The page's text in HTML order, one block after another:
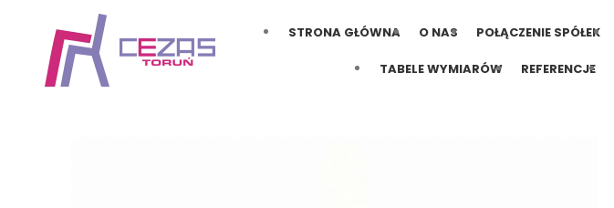
STRONA GŁÓWNA O NAS POŁĄCZENIE SPÓŁEK
TABELE WYMIARÓW REFERENCJE